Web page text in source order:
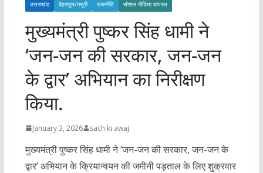
उत्तराखंड देहरादून/मसूरी राजनीति सोशल मीडिया वायरल
मुख्यमंत्री पुष्कर सिंह धामी ने
‘जन-जन की सरकार, जन-जन
के द्वार’ अभियान का निरीक्षण
किया.
January 3, 2026 sach ki awaj
मुख्यमंत्री पुष्कर सिंह धामी ने ‘जन-जन की सरकार, जन-जन के
द्वार’ अभियान के क्रियान्वयन की जमीनी पड़ताल के लिए शुक्रवार